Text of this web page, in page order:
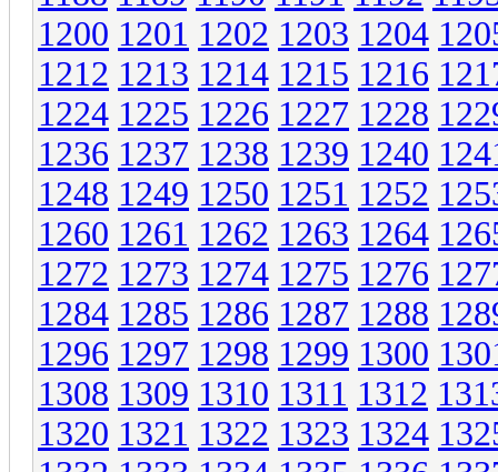
1200 1201 1202 1203 1204
1212 1213 1214 1215 1216
1224 1225 1226 1227 1228
1236 1237 1238 1239 1240
1248 1249 1250 1251 1252
1260 1261 1262 1263 1264
1272 1273 1274 1275 1276
1284 1285 1286 1287 1288
1296 1297 1298 1299 1300
1308 1309 1310 1311 1312
1320 1321 1322 1323 1324